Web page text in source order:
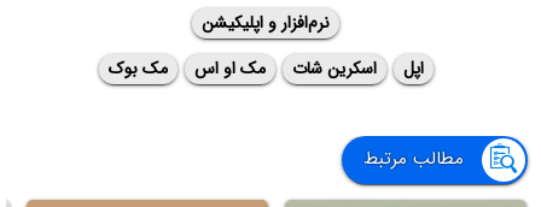
نرم‌افزار و اپلیکیشن
اپل
اسکرین شات مک او اس مک بوک
مطالب مرتبط